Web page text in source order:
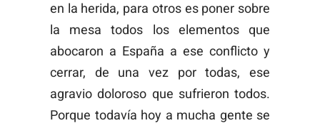
en la herida, para otros es poner sobre
la mesa todos los elementos que
abocaron a España a ese conflicto y
cerrar, de una vez por todas, ese
agravio doloroso que sufrieron todos.
Porque todavía hoy a mucha gente se